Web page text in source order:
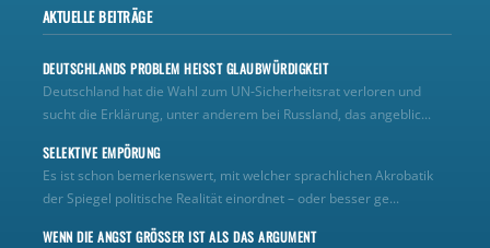
AKTUELLE BEITRÄGE
DEUTSCHLANDS PROBLEM HEISST GLAUBWÜRDIGKEIT
Deutschland hat die Wahl zum UN‑Sicherheitsrat verloren und
sucht die Erklärung, unter anderem bei Russland, das angeblic...
SELEKTIVE EMPÖRUNG
Es ist schon bemerkenswert, mit welcher sprachlichen Akrobatik
der Spiegel politische Realität einordnet – oder besser ge...
WENN DIE ANGST GRÖSSER IST ALS DAS ARGUMENT